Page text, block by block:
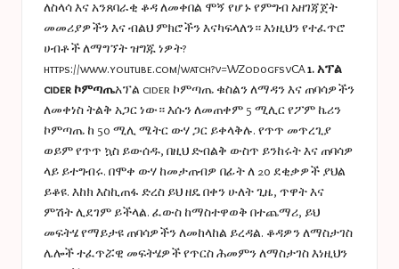
ለስላሳ እና አንጸባራቂ ቆዳ ለመቀበል ሞኝ የሆኑ የምግብ አዘገጃጀት
መመሪያዎችን እና ብልህ ምክሮችን እናካፍላለን። እነዚህን የተፈጥሮ
ሀብቶች ለማግኘት ዝግጁ ነዎት?
https://www.youtube.com/watch?v=WZod0gfsvCA1. አፕል
cider ኮምጣጤአፕል cider ኮምጣጤ ቁስልን ለማዳን እና ጠባሳዎችን
ለመቀነስ ትልቅ አጋር ነው። እሱን ለመጠቀም 5 ሚሊር የፖም ኬሪን
ኮምጣጤ ከ 50 ሚሊ ሜትር ውሃ ጋር ይቀላቅሉ. የጥጥ መጥረጊያ
ወይም የጥጥ ኳስ ይውሰዱ, በዚህ ድብልቅ ውስጥ ይንከሩት እና ጠባሳዎ
ላይ ይተግብሩ. በሞቀ ውሃ ከመታጠብዎ በፊት ለ 20 ደቂቃዎች ያህል
ይቆዩ. እከክ እስኪጠፋ ድረስ ይህ ዘዴ በቀን ሁለት ጊዜ, ጥዋት እና
ምሽት ሊደገም ይችላል. ፈውስ ከማስተዋወቅ በተጨማሪ, ይህ
መፍትሄ የማይታዩ ጠባሳዎችን ለመከላከል ይረዳል. ቆዳዎን ለማስታገስ
ሌሎች ተፈጥሯዊ መፍትሄዎች የጥርስ ሕመምን ለማስታገስ እነዚህን